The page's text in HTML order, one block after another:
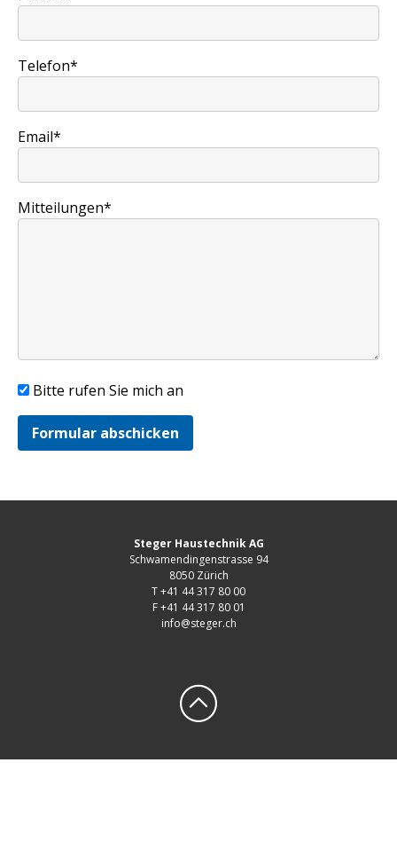
Telefon*
Email*
Mitteilungen*
Bitte rufen Sie mich an
Steger Haustechnik AG
Schwamendingenstrasse 94
8050 Zürich
T +41 44 317 80 00
F +41 44 317 80 01
info@steger.ch